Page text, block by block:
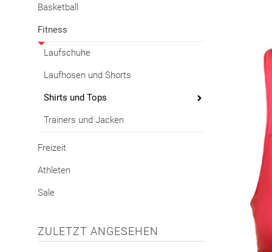
Basketball
Fitness
Laufschuhe
Laufhosen und Shorts
Shirts und Tops
Trainers und Jacken
Freizeit
Athleten
Sale
ZULETZT ANGESEHEN